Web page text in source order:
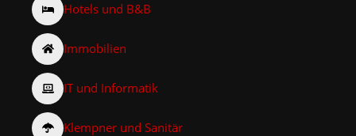
Hotels und B&B
Immobilien
IT und Informatik
Klempner und Sanitär